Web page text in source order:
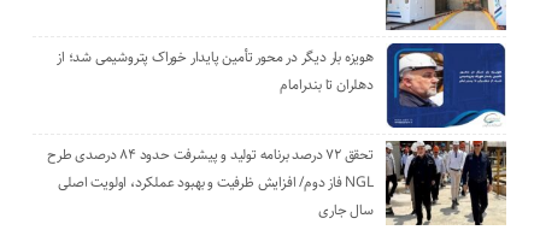
هویزه بار دیگر در محور تأمین پایدار خوراک پتروشیمی شد؛ از
دهلران تا بندرامام
تحقق ۷۲ درصد برنامه تولید و پیشرفت حدود ۸۴ درصدی طرح
NGL فاز دوم/ افزایش ظرفیت و بهبود عملکرد، اولویت اصلی
سال جاری